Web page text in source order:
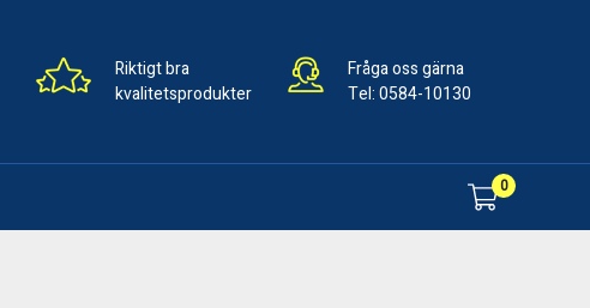
Riktigt bra
kvalitetsprodukter
Fråga oss gärna
Tel:0584-10130
0